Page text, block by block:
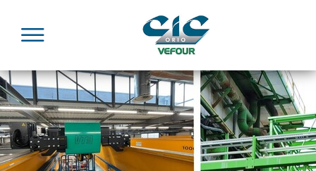
Accueil Contact
* Champs obligatoires